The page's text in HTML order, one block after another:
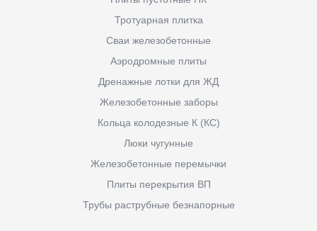
Тротуарная плитка
Сваи железобетонные
Аэродромные плиты
Дренажные лотки для ЖД
Железобетонные заборы
Кольца колодезные К (КС)
Люки чугунные
Железобетонные перемычки
Плиты перекрытия ВП
Трубы раструбные безнапорные